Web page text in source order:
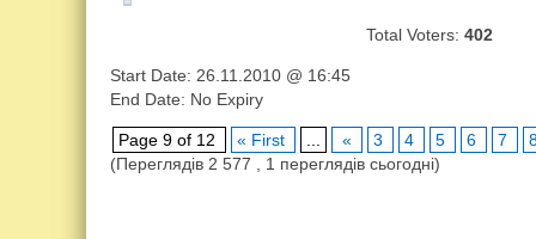
Total Vot­ers: 402
Start Date: 26.11.2010 @ 16:45
End Date: No Ex­pi­ry
Page 9 of 12 « First « 3 4 5 6 7
(Переглядів 2 577 , 1 переглядів сьогодні)